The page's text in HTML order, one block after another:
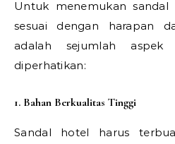
Untuk menemukan
sesuai dengan harapan
adalah sejumlah
diperhatikan:
1. Bahan Berkualitas Tinggi
Sandal hotel harus